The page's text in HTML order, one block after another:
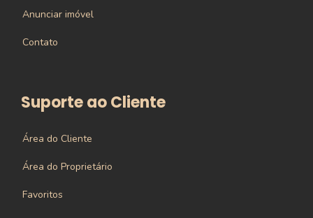
Anunciar imóvel
Contato
Suporte ao Cliente
Área do Cliente
Área do Proprietário
Favoritos